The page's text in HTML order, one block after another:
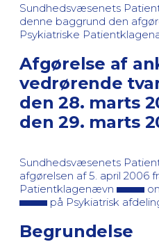
Sundhedsvæsenets
denne baggrund den
Psykiatriske
Afgørelse af
vedrørende
den 28. marts
den 29. marts
Sundhedsvæsenets
afgørelsen af 5. april 2006
Patientklagenævn
på Psykiatrisk
Begrundelse